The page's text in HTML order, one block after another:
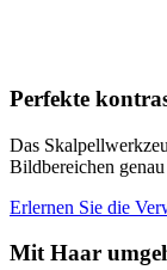
Perfekte
Das
Bildbereichen
Erlernen Sie die
Mit Haar